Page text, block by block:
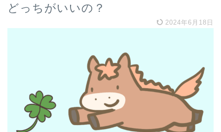
どっちがいいの？
2024年6月18日